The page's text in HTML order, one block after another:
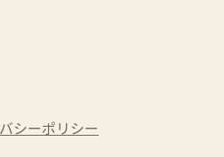
シーポリシー